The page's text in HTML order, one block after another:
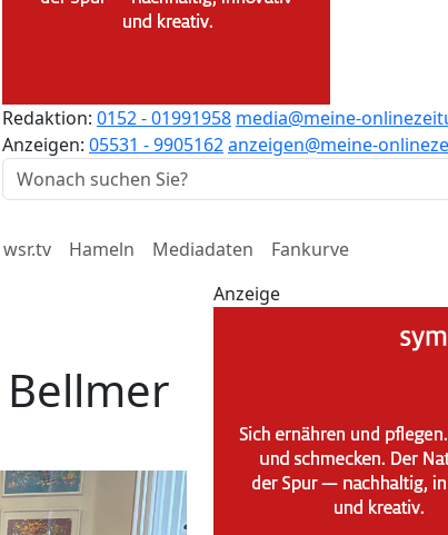
Redaktion: 0152 - 01991958 media@meine-
Anzeigen: 05531 - 9905162anzeigen@meine-
wsr.tv Hameln Mediadaten
Fankurve
Anzeige